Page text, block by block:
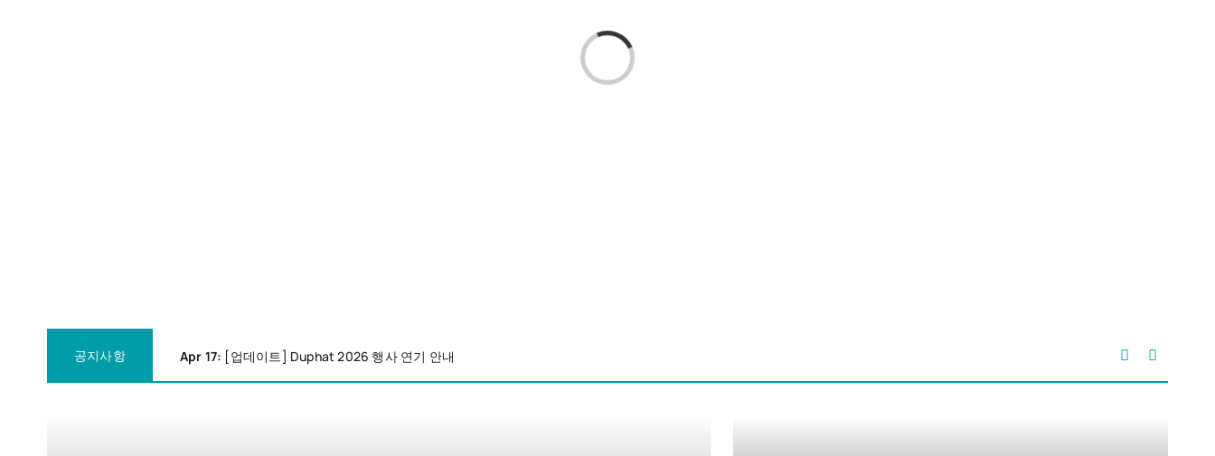
Loading...
공지사항 Apr 17: [업데이트] Duphat 2026 행사 연기 안내  